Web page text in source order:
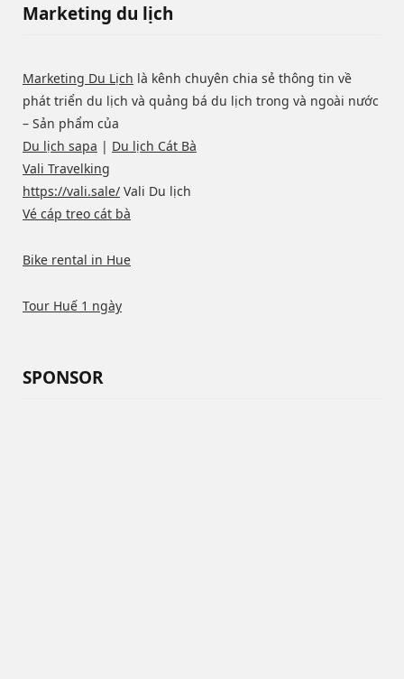
Marketing du lịch
Marketing Du Lịch là kênh chuyên chia sẻ thông tin về
phát triển du lịch và quảng bá du lịch trong và ngoài nước
– Sản phẩm của
Du lịch sapa | Du lịch Cát Bà
Vali Travelking
https://vali.sale/ Vali Du lịch
Vé cáp treo cát bà
Bike rental in Hue
Tour Huế 1 ngày
SPONSOR